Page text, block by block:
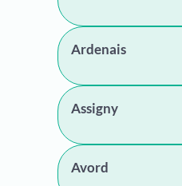
Ardenais
Assigny
Avord